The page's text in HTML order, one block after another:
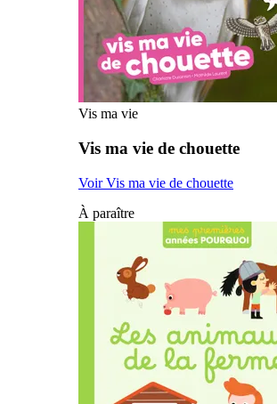
Vis ma vie
Vis ma vie de chouette
Voir Vis ma vie de chouette
À paraître